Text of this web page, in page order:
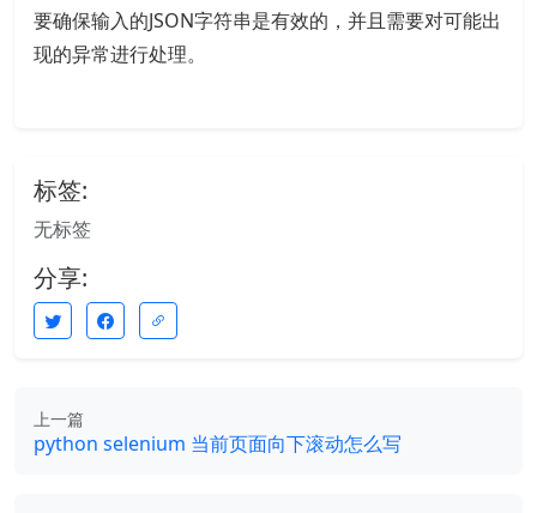
要确保输入的JSON字符串是有效的，并且需要对可能出
现的异常进行处理。
标签:
无标签
分享:
上一篇
python selenium 当前页面向下滚动怎么写